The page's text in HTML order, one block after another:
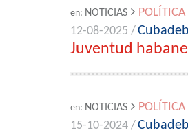
en: NOTICIAS
POLÍTICA
12-08-2025 /
Juventud
en: NOTICIAS
POLÍTICA
15-10-2024 /